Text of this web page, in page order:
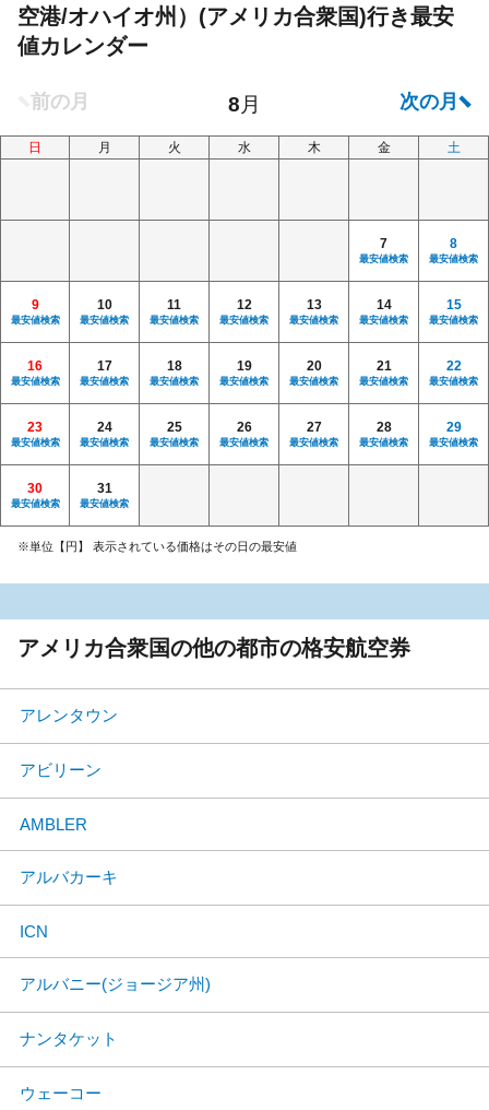
空港/オハイオ州）(アメリカ合衆国)行き最安
値カレンダー
日 月 火 水 木 金 土
7
最安値検索
8
最安値検索
9
最安値検索
10
最安値検索
11
最安値検索
12
最安値検索
13
最安値検索
14
最安値検索
15
最安値検索
16
最安値検索
17
最安値検索
18
最安値検索
19
最安値検索
20
最安値検索
21
最安値検索
22
最安値検索
23
最安値検索
24
最安値検索
25
最安値検索
26
最安値検索
27
最安値検索
28
最安値検索
29
最安値検索
30
最安値検索
31
最安値検索
※単位【円】 表示されている価格はその日の最安値
アメリカ合衆国の他の都市の格安航空券
アレンタウン
アビリーン
AMBLER
アルバカーキ
ICN
アルバニー(ジョージア州)
ナンタケット
ウェーコー